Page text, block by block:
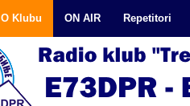
O Klubu ON AIR Repetitori